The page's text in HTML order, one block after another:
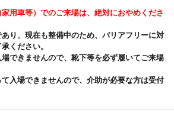
用車等）でのご来場は、絶対におやめくださ
あり、現在も整備中のため、バリアフリーに対
ください。
場できませんので、靴下等を必ず履いてご来場
て入場できませんので、介助が必要な方は受付